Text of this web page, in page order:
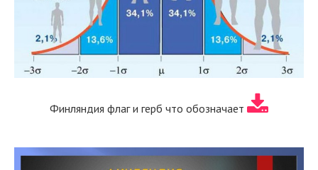
Финляндия флаг и герб что обозначает